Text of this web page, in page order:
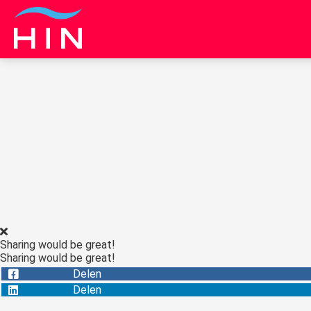
Sharing would be great!
Sharing would be great!
Delen
Delen